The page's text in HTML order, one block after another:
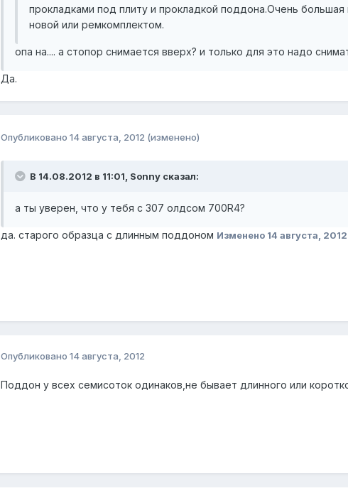
прокладками под плиту и прокладкой поддона.Очень
новой или ремкомплектом.
опа на.... а стопор снимается вверх? и только для это надо
Да.
Опубликовано 14 августа, 2012 (изменено)
В 14.08.2012 в 11:01, Sonny сказал:
а ты уверен, что у тебя с 307 олдсом 700R4?
да. старого образца с длинным поддоном Изменено 14 августа, 2012
Опубликовано 14 августа, 2012
Поддон у всех семисоток одинаков,не бывает длинного или